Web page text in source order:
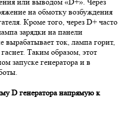
на обмотку возбуждения
Кроме того, через D+ часто
зарядки на панели
вырабатывает ток, лампа горит,
Таким образом, этот
запуске генератора и в
D генератора напрямую к